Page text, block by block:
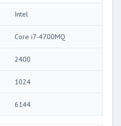
Intel
Core i7-4700MQ
2400
1024
6144